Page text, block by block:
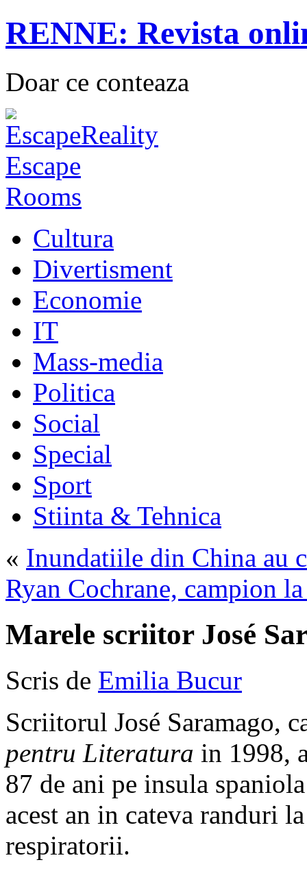
RENNE: Revista
Doar ce conteaza
Cultura
Divertisment
Economie
IT
Mass-media
Politica
Social
Special
Sport
Stiinta & Tehnica
« Inundatiile din China au
Ryan Cochrane, campion
Marele scriitor José
Scris de Emilia Bucur
Scriitorul José Saramago,
pentru Literatura in 1998,
87 de ani pe insula
acest an in cateva randuri
respiratorii.